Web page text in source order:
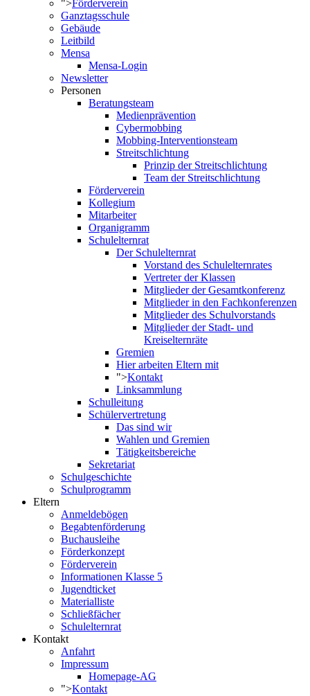
">Förderverein
Ganztagsschule
Gebäude
Leitbild
Mensa
Mensa-Login
Newsletter
Personen
Beratungsteam
Medienprävention
Cybermobbing
Mobbing-Interventionsteam
Streitschlichtung
Prinzip der Streitschlichtung
Team der Streitschlichtung
Förderverein
Kollegium
Mitarbeiter
Organigramm
Schulelternrat
Der Schulelternrat
Vorstand des Schulelternrates
Vertreter der Klassen
Mitglieder der Gesamtkonferenz
Mitglieder in den Fachkonferenzen
Mitglieder des Schulvorstands
Mitglieder der Stadt- und
Kreiselternräte
Gremien
Hier arbeiten Eltern mit
">Kontakt
Linksammlung
Schulleitung
Schülervertretung
Das sind wir
Wahlen und Gremien
Tätigkeitsbereiche
Sekretariat
Schulgeschichte
Schulprogramm
Eltern
Anmeldebögen
Begabtenförderung
Buchausleihe
Förderkonzept
Förderverein
Informationen Klasse 5
Jugendticket
Materialliste
Schließfächer
Schulelternrat
Kontakt
Anfahrt
Impressum
Homepage-AG
">Kontakt